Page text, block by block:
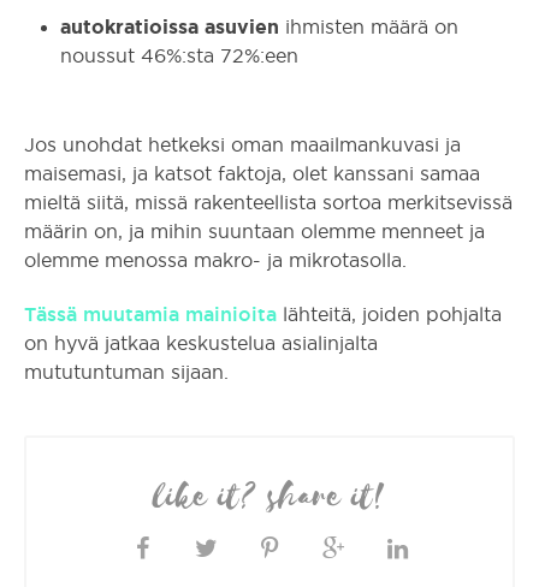
autokratioissa asuvien ihmisten määrä on
noussut 46%:sta 72%:een
Jos unohdat hetkeksi oman maailmankuvasi ja
maisemasi, ja katsot faktoja, olet kanssani samaa
mieltä siitä, missä rakenteellista sortoa merkitsevissä
määrin on, ja mihin suuntaan olemme menneet ja
olemme menossa makro- ja mikrotasolla.
Tässä muutamia mainioita lähteitä, joiden pohjalta
on hyvä jatkaa keskustelua asialinjalta
mututuntuman sijaan.
like it? share it!